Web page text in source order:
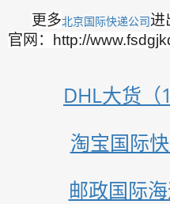
更多北京国际快递公司进
官网：http://
DHL大货（
淘宝国际
邮政国际